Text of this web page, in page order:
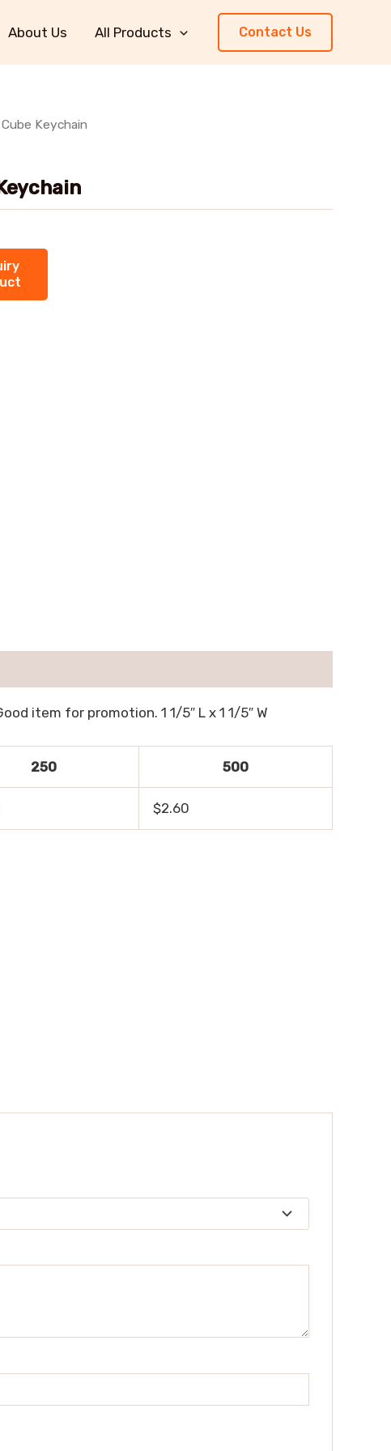
About Us All Products Contact Us
Keychain
item for promotion. 1 1/5″ L x 1 1/5″ W
250 500
$2.60